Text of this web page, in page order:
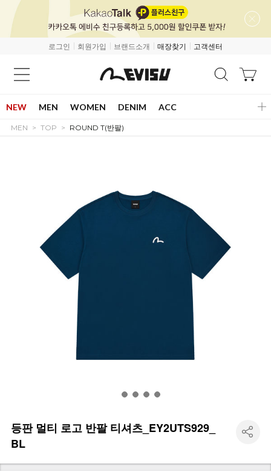
로그인 회원가입 브랜드소개 매장찾기 고객센터
NEW MEN WOMEN DENIM ACC
MEN TOP ROUND T(반팔)
등판 멀티 로고 반팔 티셔츠_EY2UTS929_
BL